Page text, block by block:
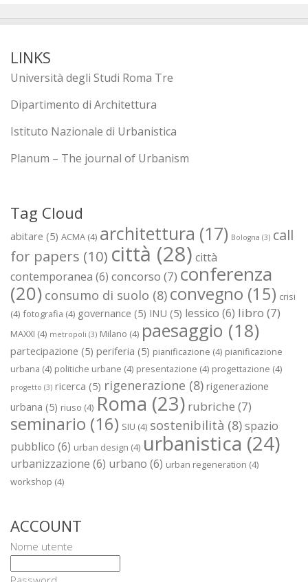
LINKS
Università degli Studi Roma Tre
Dipartimento di Architettura
Istituto Nazionale di Urbanistica
Planum – The journal of Urbanism
Tag Cloud
abitare (5) ACMA (4) architettura (17) Bologna (3) call
for papers (10) città (28) città
contemporanea (6) concorso (7) conferenza
(20) consumo di suolo (8) convegno (15) crisi
(4) fotografia (4) governance (5) INU (5) lessico (6) libro (7)
MAXXI (4) metropoli (3) Milano (4) paesaggio (18)
partecipazione (5) periferia (5) pianificazione (4) pianificazione
urbana (4) politiche urbane (4) presentazione (4) progettazione (4)
progetto (3) ricerca (5) rigenerazione (8) rigenerazione
urbana (5) riuso (4) Roma (23) rubriche (7)
seminario (16) SIU (4) sostenibilità (8)spazio
pubblico (6) urban design (4) urbanistica (24)
urbanizzazione (6) urbano (6) urban regeneration (4)
workshop (4)
ACCOUNT
Nome utente